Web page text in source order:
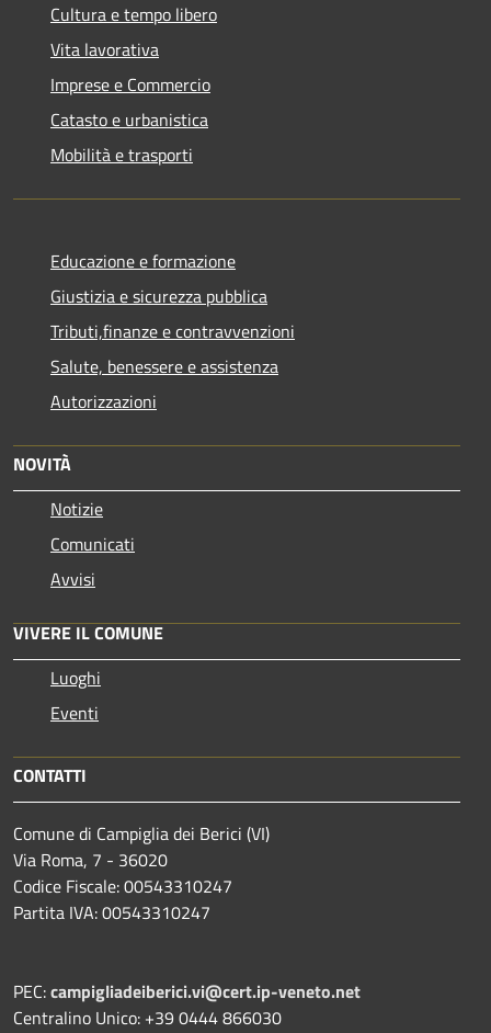
Cultura e tempo libero
Vita lavorativa
Imprese e Commercio
Catasto e urbanistica
Mobilità e trasporti
Educazione e formazione
Giustizia e sicurezza pubblica
Tributi,finanze e contravvenzioni
Salute, benessere e assistenza
Autorizzazioni
NOVITÀ
Notizie
Comunicati
Avvisi
VIVERE IL COMUNE
Luoghi
Eventi
CONTATTI
Comune di Campiglia dei Berici (VI)
Via Roma, 7 - 36020
Codice Fiscale: 00543310247
Partita IVA: 00543310247
PEC:campigliadeiberici.vi@cert.ip-veneto.net
Centralino Unico: +39 0444 866030